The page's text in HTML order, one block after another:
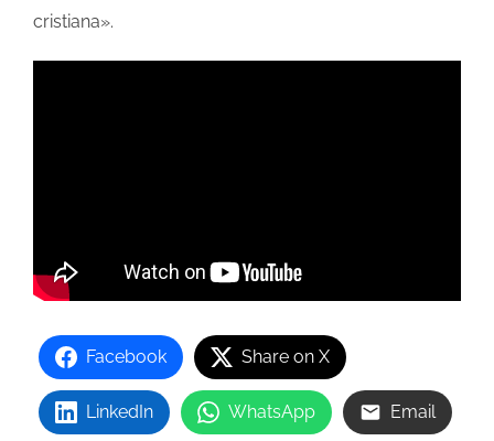
cristiana».
Facebook Share on X
LinkedIn WhatsApp Email